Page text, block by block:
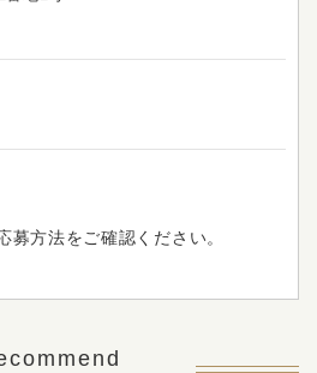
募方法をご確認ください。